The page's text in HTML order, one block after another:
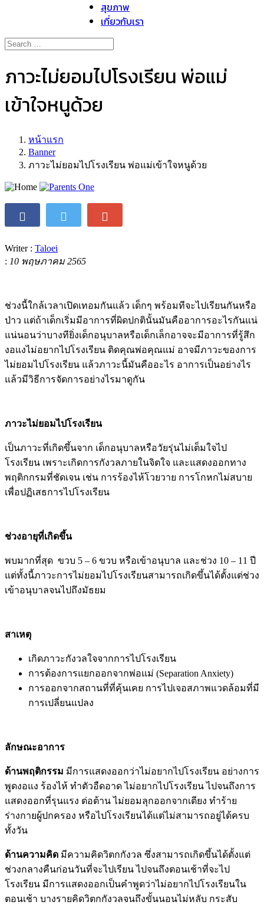
สุขภาพ
เกี่ยวกับเรา
ภาวะไม่ยอมไปโรงเรียน พ่อแม่
เข้าใจหนูด้วย
หน้าแรก
Banner
ภาวะไม่ยอมไปโรงเรียน พ่อแม่เข้าใจหนูด้วย
Writer : Taloei
: 10 พฤษภาคม 2565
ช่วงนี้ใกล้เวลาเปิดเทอมกันแล้ว เด็กๆ พร้อมทีจะไปเรียนกันหรือ
ป่าว แต่ถ้าเด็กเริ่มมีอาการที่ผิดปกตินั้นมันคืออาการอะไรกันแน่
แน่นอนว่าบางทียิ่งเด็กอนุบาลหรือเด็กเล็กอาจจะมีอาการที่รู้สึก
งอแงไม่อยากไปโรงเรียน ติดคุณพ่อคุณแม่ อาจมีภาวะของการ
ไม่ยอมไปโรงเรียน แล้วภาวะนี้มันคืออะไร อาการเป็นอย่างไร
แล้วมีวิธีการจัดการอย่างไรมาดูกัน
ภาวะไม่ยอมไปโรงเรียน
เป็นภาวะที่เกิดขึ้นจาก เด็กอนุบาลหรือวัยรุ่นไม่เต็มใจไป
โรงเรียน เพราะเกิดการกังวลภายในจิตใจ และแสดงออกทาง
พฤติกกรมที่ชัดเจน เช่น การร้องไห้โวยวาย การโกหกไม่สบาย
เพื่อปฏิเสธการไปโรงเรียน
ช่วงอายุที่เกิดขึ้น
พบมากที่สุด ขวบ 5 – 6 ขวบ หรือเข้าอนุบาล และช่วง 10 – 11 ปี
แต่ทั้งนี้ภาวะการไม่ยอมไปโรงเรียนสามารถเกิดขึ้นได้ตั้งแต่ช่วง
เข้าอนุบาลจนไปถึงมัธยม
สาเหตุ
เกิดภาวะกังวลใจจากการไปโรงเรียน
การต้องการแยกออกจากพ่อแม่ (Separation Anxiety)
การออกจากสถานที่ที่คุ้นเคย การไปเจอสภาพแวดล้อมที่มี
การเปลี่ยนแปลง
ลักษณะอาการ
ด้านพฤติกรรม มีการแสดงออกว่าไม่อยากไปโรงเรียน อย่างการ
พูดงอแง ร้องไห้ ทำตัวอืดอาด ไม่อยากไปโรงเรียน ไปจนถึงการ
แสดงออกที่รุนแรง ต่อต้าน ไม่ยอมลุกออกจากเตียง ทำร้าย
ร่างกายผู้ปกครอง หรือไปโรงเรียนได้แต่ไม่สามารถอยู่ได้ครบ
ทั้งวัน
ด้านความคิด มีความคิดวิตกกังวล ซึ่งสามารถเกิดขึ้นได้ตั้งแต่
ช่วงกลางคืนก่อนวันที่จะไปเรียน ไปจนถึงตอนเช้าที่จะไป
โรงเรียน มีการแสดงออกเป็นคำพูดว่าไม่อยากไปโรงเรียนใน
ตอนเช้า บางรายคิดวิตกกังวลจนถึงขั้นนอนไม่หลับ กระสับ